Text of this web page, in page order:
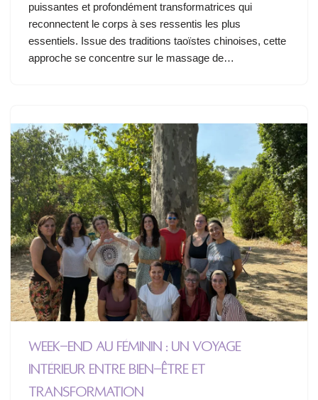
puissantes et profondément transformatrices qui
reconnectent le corps à ses ressentis les plus
essentiels. Issue des traditions taoïstes chinoises, cette
approche se concentre sur le massage de…
Week-end au féminin : un voyage
intérieur entre bien-être et
transformation